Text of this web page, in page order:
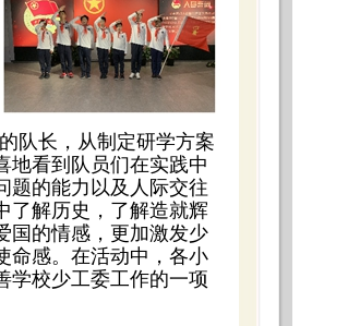
队长，从制定研学方案
地看到队员们在实践中
题的能力以及人际交往
了解历史，了解造就辉
国的情感，更加激发少
命感。在活动中，各小
学校少工委工作的一项